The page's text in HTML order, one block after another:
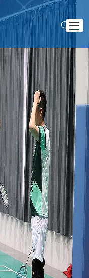
来发展方向
域解析揭秘与未来
）不仅因其与
多个领域的职业表现
一位多才多艺的女
还在健康、商业和社
领域角度，对布鲁娜的
秘。通过详细分析这
望她在未来职业生涯